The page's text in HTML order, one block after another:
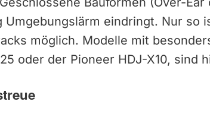
eindringt. Nur so
möglich. Modelle mit
oder der Pioneer HDJ-X10, sind